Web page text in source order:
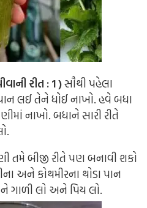
રીત : 1 )સૌથી પહેલા
લઈ તેને ધોઈ નાખો. હવે બધા
નાખો. બધાને સારી રીતે
તમે બીજી રીતે પણ બનાવી શકો
અને કોથમીરના થોડા પાન
ગાળી લો અને પિય લો.